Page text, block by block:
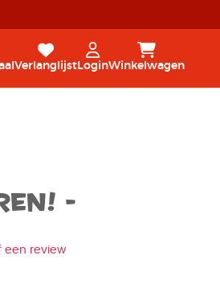
Verlanglijst LoginWinkelwagen
-
een review